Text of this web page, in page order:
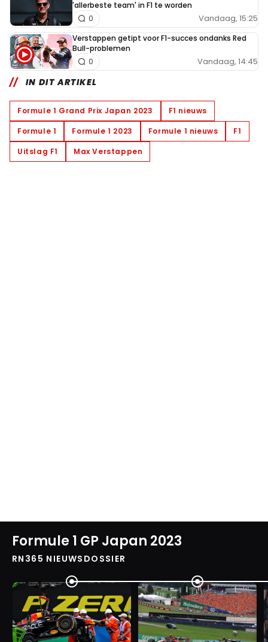
'allerbeste team' in F1 te worden
Vandaag, 15:25
0
Verstappen getipt voor F1-succes ondanks Red
Bull-problemen
Vandaag, 14:45
0
IN DIT ARTIKEL
Formule 1 Grand Prix Japan 2023
F1 nieuws
Formule 1
Formule 1 2023 Formule 1 nieuws
F1
Uitslag F1
Max Verstappen
Formule 1 GP Japan 2023
RN365 NIEUWSDOSSIER